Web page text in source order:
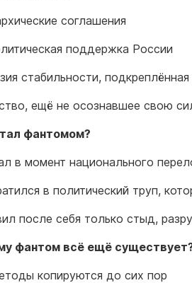
соглашения
поддержка России
стабильности,
ещё не осознавшее свою
фантомом?
в момент национального
в политический труп,
после себя только стыд,
фантом всё ещё
копируются до сих пор